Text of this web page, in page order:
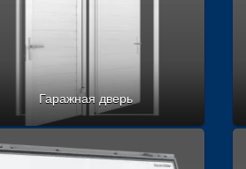
Гаражная дверь